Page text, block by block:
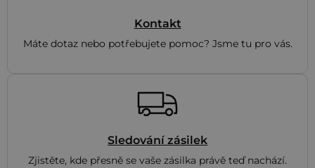
Kontakt
Máte dotaz nebo potřebujete pomoc? Jsme tu pro vás.
Sledování zásilek
Zjistěte, kde přesně se vaše zásilka právě teď nachází.